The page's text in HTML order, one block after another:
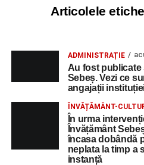
Articolele
ADMINISTRAȚIE
Au fost publicate
Sebeș. Vezi ce
angajații
ÎNVĂȚĂMÂNT-
În urma
Învățământ
încasa dobândă
neplata la timp a
instanță